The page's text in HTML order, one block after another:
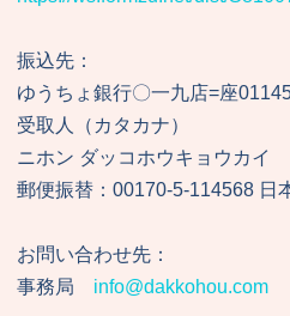
振込先：
ゆうちょ銀行〇一九店=座
受取人（カタカナ）
ニホン ダッコホウキョウカイ
郵便振替：00170-5-114568 日
お問い合わせ先：
事務局 info@dakkohou.com